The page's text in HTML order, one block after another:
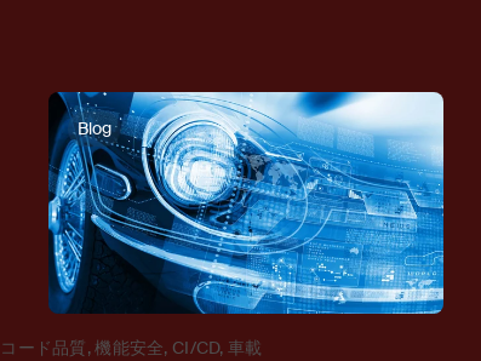
Blog
コード品質,機能安全, CI/CD, 車載